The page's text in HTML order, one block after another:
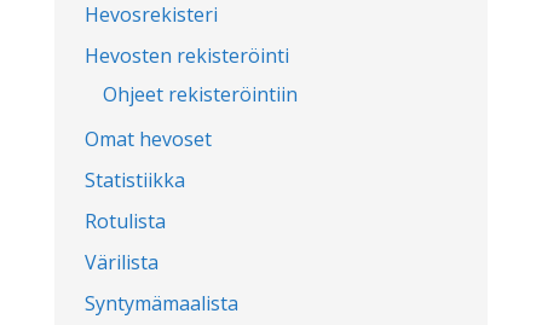
Hevosrekisteri
Hevosten rekisteröinti
Ohjeet rekisteröintiin
Omat hevoset
Statistiikka
Rotulista
Värilista
Syntymämaalista